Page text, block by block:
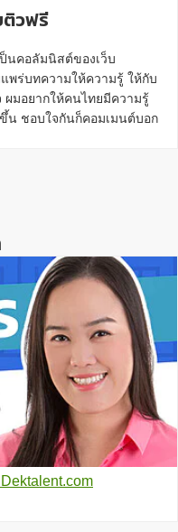
ติวฟรี
นคอลัมนิสต์ของเว็บ
แพร่บทความให้ความรู้ ให้กับ
มอยากให้คนไทยมีความรู้
น ชอบใจกันก็คอมเมนต์บอก